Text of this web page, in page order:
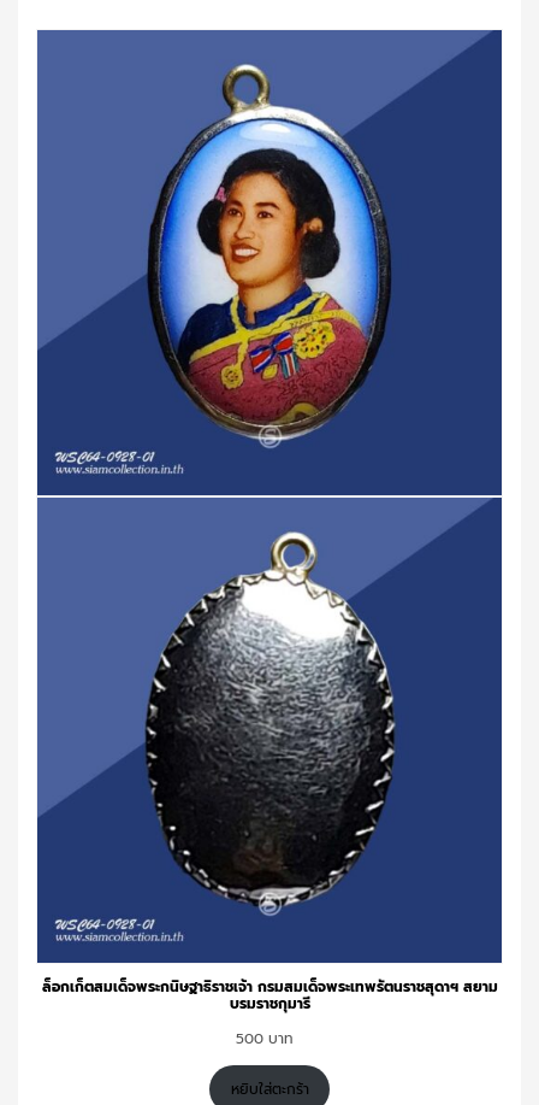
ล็อกเก็ตสมเด็จพระกนิษฐาธิราชเจ้า กรมสมเด็จพระเทพรัตนราชสุดาฯ สยาม
บรมราชกุมารี
500
หยิบใส่ตะกร้า